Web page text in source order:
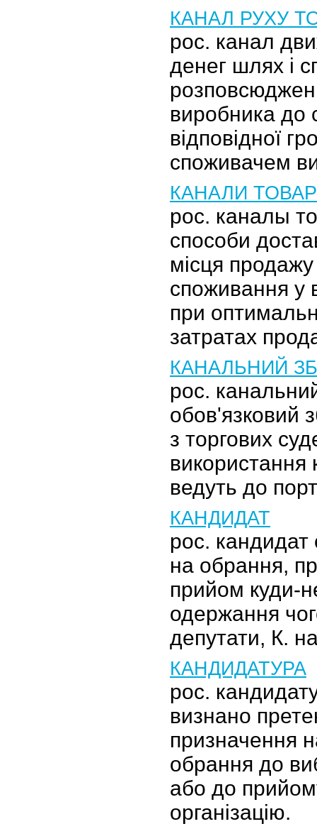
КАНАЛ РУХУ
рос. канал
денег шлях і
виробника до
відповідної
споживачем
КАНАЛИ
рос. каналы
способи
місця
споживання у
при
затратах
КАНАЛЬНИЙ
рос.
обов'язковий
з торгових
використання
ведуть до
КАНДИДАТ
рос. кандидат
на обрання,
прийом куди-
одержання
депутати, К.
КАНДИДАТУРА
рос.
визнано
призначення
обрання до
або до
організацію.